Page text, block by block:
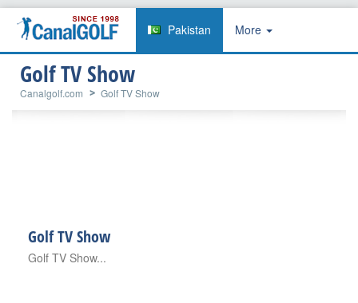
Pakistan More
Golf TV Show
Canalgolf.com Golf TV Show
Golf TV Show
Golf TV Show...